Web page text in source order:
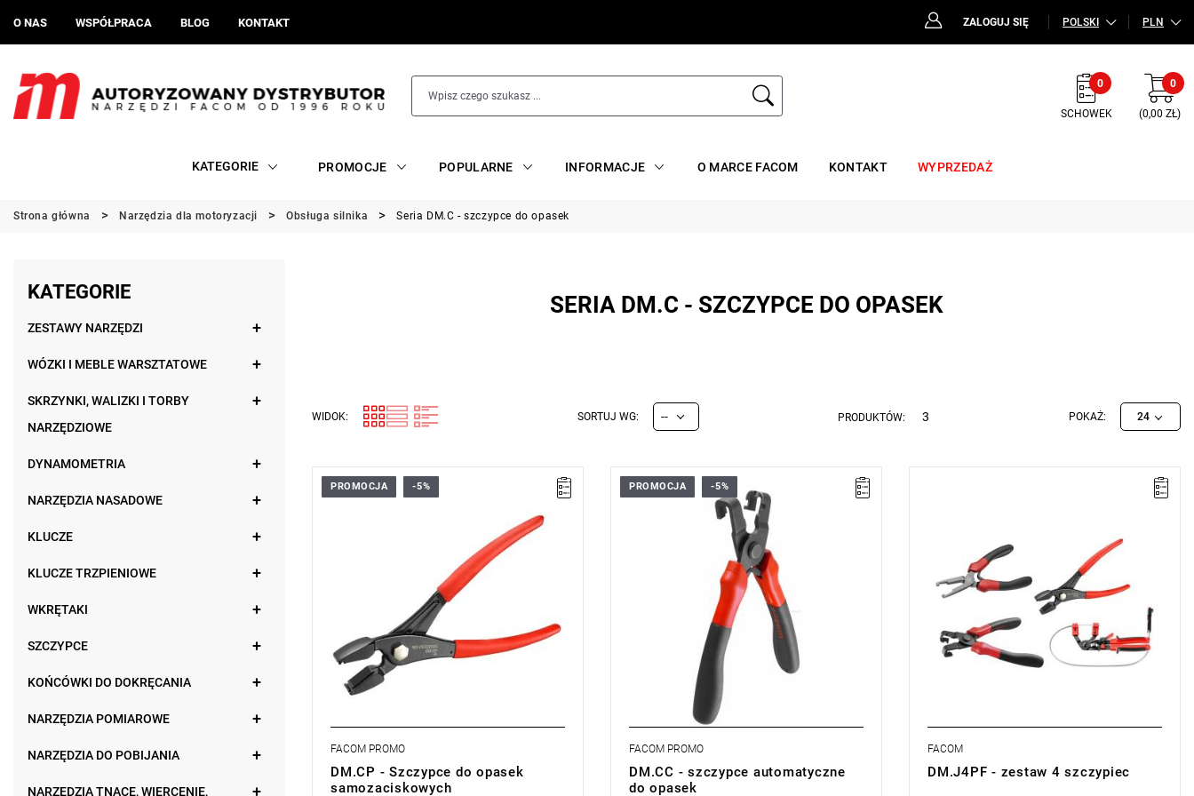
O NAS WSPÓŁPRACA BLOG KONTAKT ZALOGUJ SIĘ POLSKI PLN
0
SCHOWEK
0
(0,00 ZŁ)
KATEGORIE PROMOCJE POPULARNE INFORMACJE O MARCE FACOM KONTAKT WYPRZEDAŻ
Strona główna Narzędzia dla motoryzacji Obsługa silnika Seria DM.C - szczypce do opasek
KATEGORIE
ZESTAWY NARZĘDZI
WÓZKI I MEBLE WARSZTATOWE
SKRZYNKI, WALIZKI I TORBY
NARZĘDZIOWE
DYNAMOMETRIA
NARZĘDZIA NASADOWE
KLUCZE
KLUCZE TRZPIENIOWE
WKRĘTAKI
SZCZYPCE
KOŃCÓWKI DO DOKRĘCANIA
NARZĘDZIA POMIAROWE
NARZĘDZIA DO POBIJANIA
NARZĘDZIA TNĄCE, WIERCENIE,
SERIA DM.C - SZCZYPCE DO OPASEK
WIDOK: SORTUJ WG: -- PRODUKTÓW: 3 POKAŻ: 24
- Do zdejmowania opasek z przewodów
(Bezpłatna wymiana
produktu bez ograniczenia w czasie)
PROMOCJA -5%
FACOM PROMO
DM.CP - Szczypce do opasek
samozaciskowych
Automatyczne szczypce do otwierania i
zamykania opasek.
Chwyt wielokierunkowy.
(Bezpłatna wymiana
produktu bez ograniczenia w czasie)
PROMOCJA -5%
FACOM PROMO
DM.CC - szczypce automatyczne
do opasek
• Ilość elementów: 4
• Zestaw zawiera:
- DM.CCPB Szczypce automatyczne do
opasek
- DM.FPB Szczypce do złączek przewodów
paliwowych
- DM.MUB-APB Szczypce do opasek
samozaciskowych
- DM.CPPB Szczypce do opasek
FACOM
DM.J4PF - zestaw 4 szczypiec